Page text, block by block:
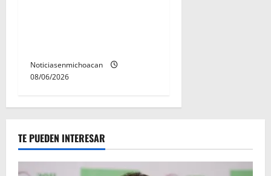
Noticiasenmichoacan
08/06/2026
TE PUEDEN INTERESAR